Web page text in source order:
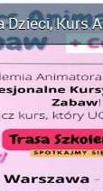
Dzieci,Kurs